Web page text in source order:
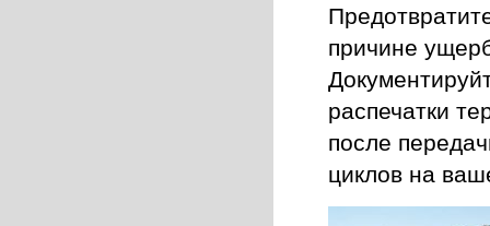
причине
распечатки
после
циклов на